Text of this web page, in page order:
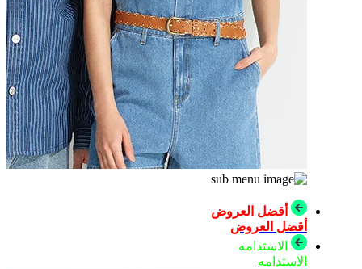
أقضل العروض
أقضل العروض
الاستدامه
الاستدامه